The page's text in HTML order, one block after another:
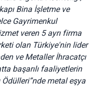
Bina İşletme ve
Gayrimenkul
veren 5 ayrı firma
olan Türkiye'nin lider
ve Metaller İhracatçı
başarılı faaliyetlerin
Ödülleri”nde metal eşya